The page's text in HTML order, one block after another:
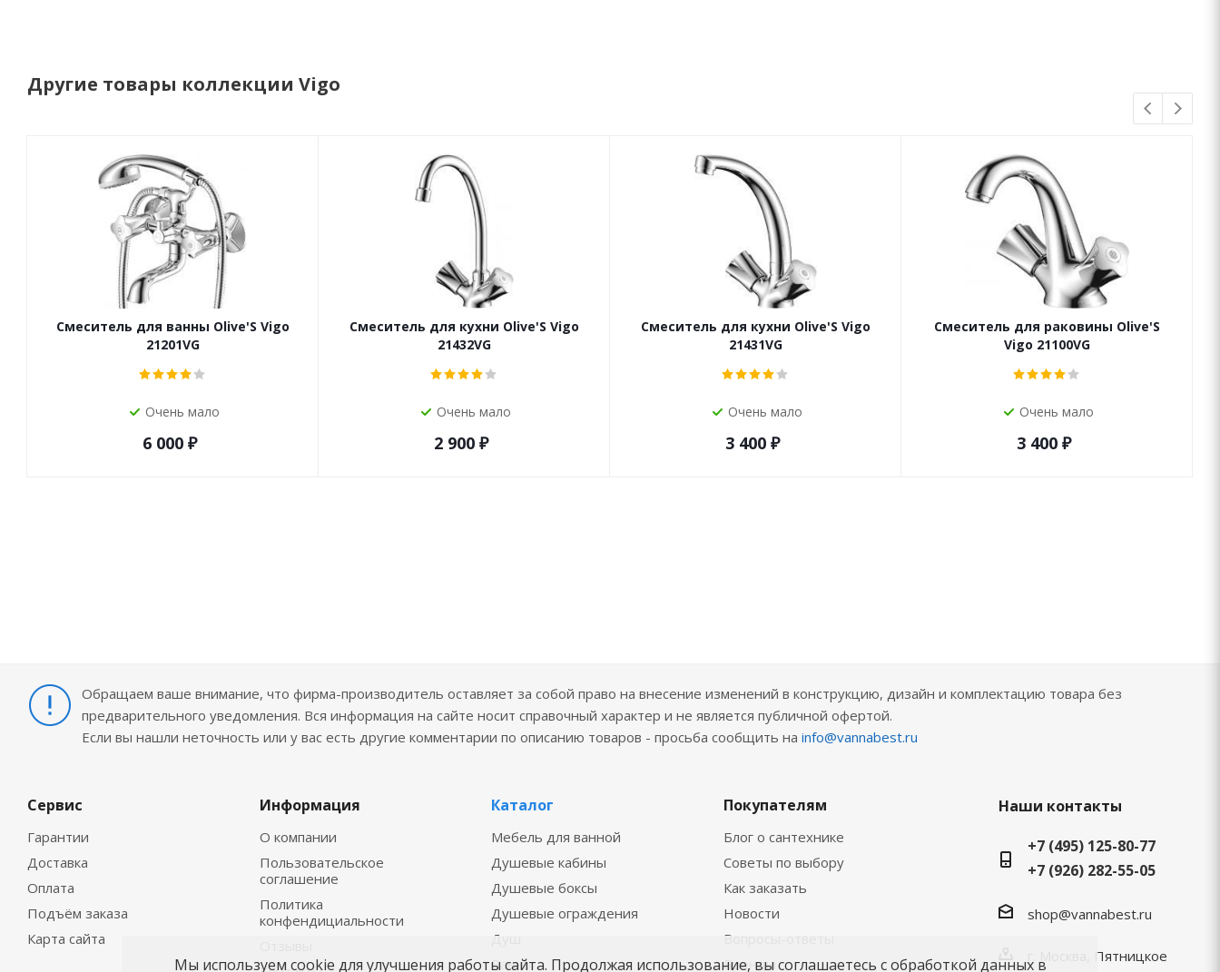
Другие товары коллекции Vigo
Смеситель для ванны Olive'S Vigo
21201VG
Очень мало
6 000 ₽
Смеситель для кухни Olive'S Vigo
21432VG
Очень мало
2 900 ₽
Смеситель для кухни Olive'S Vigo
21431VG
Очень мало
3 400 ₽
Смеситель для раковины Olive'S
Vigo 21100VG
Очень мало
3 400 ₽
Обращаем ваше внимание, что фирма-производитель оставляет за собой право на внесение изменений в конструкцию, дизайн и комплектацию товара без
предварительного уведомления. Вся информация на сайте носит справочный характер и не является публичной офертой.
Если вы нашли неточность или у вас есть другие комментарии по описанию товаров - просьба сообщить на info@vannabest.ru
Сервис
Гарантии
Доставка
Оплата
Подъём заказа
Карта сайта
Информация
О компании
Пользовательское
соглашение
Политика
конфендициальности
Каталог
Мебель для ванной
Душевые кабины
Душевые боксы
Душевые ограждения
Душ
Ванны
Покупателям
Блог о сантехнике
Советы по выбору
Как заказать
Новости
Вопросы-ответы
Бренды
Наши контакты
+7 (495) 125-80-77
+7 (926) 282-55-05
shop@vannabest.ru
г. Москва, Пятницкое
Мы используем cookie для улучшения работы сайта. Продолжая использование, вы соглашаетесь с обработкой данных в